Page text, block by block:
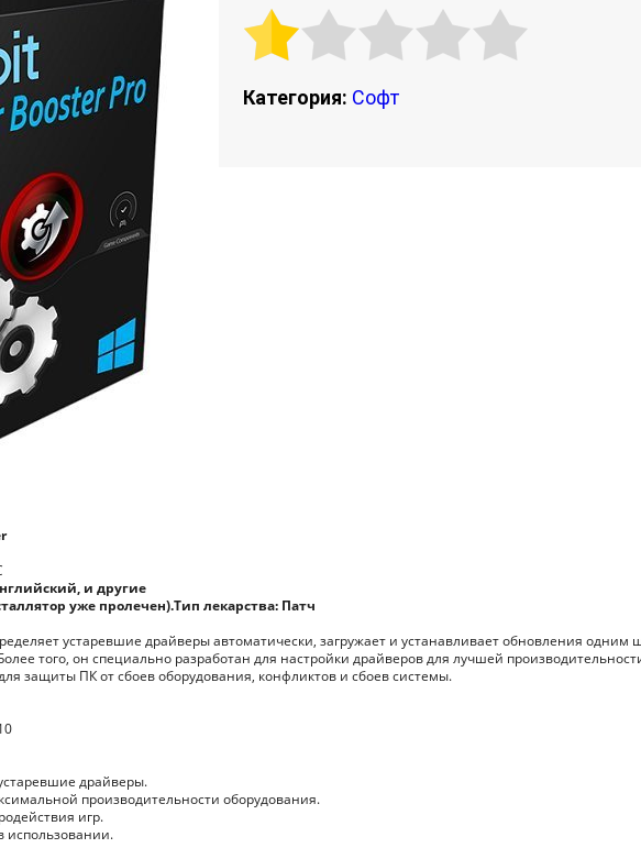
Категория: Софт
и другие
уже пролечен).Тип лекарства: Патч
устаревшие драйверы автоматически, загружает и устанавливает обновления одним
того, он специально разработан для настройки драйверов для лучшей
защиты ПК от сбоев оборудования, конфликтов и сбоев системы.
драйверы.
производительности оборудования.
игр.
использовании.